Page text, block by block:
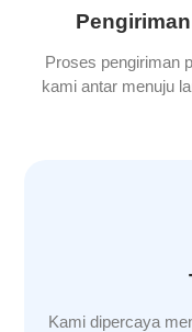
Proses pengiriman
kami antar menuju
Kami dipercaya